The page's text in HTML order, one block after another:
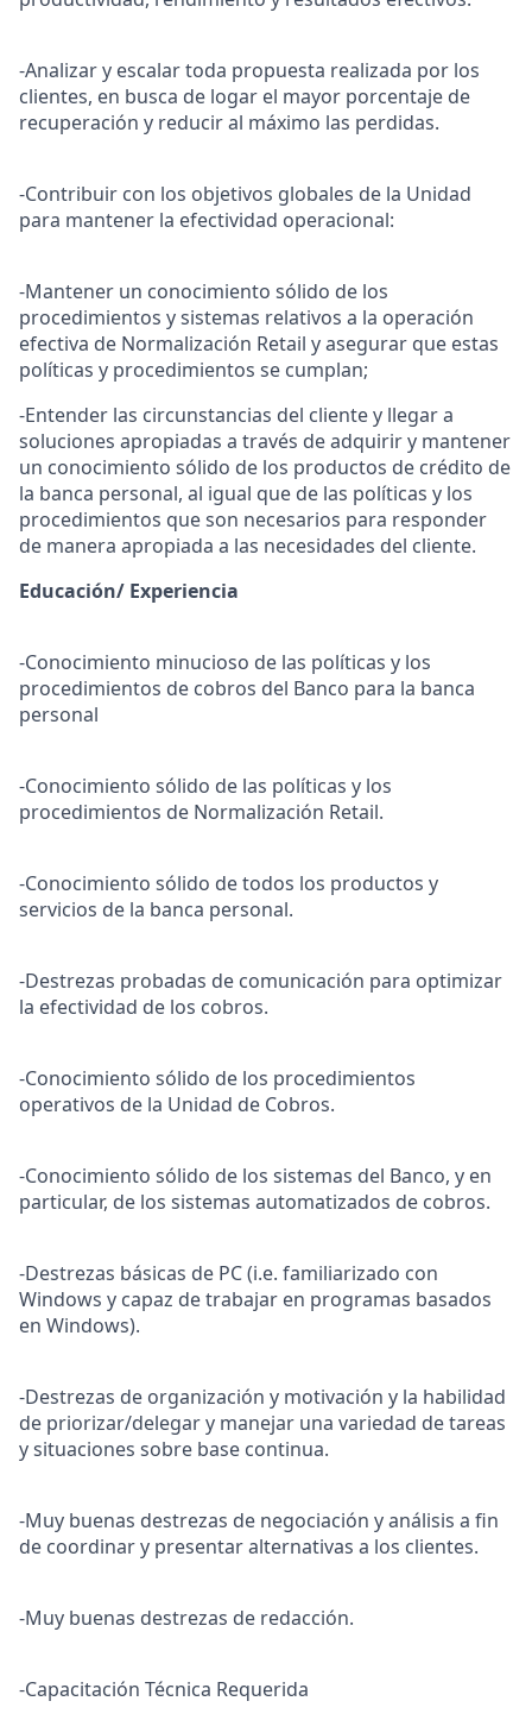
-Analizar y escalar toda propuesta realizada por los
clientes, en busca de logar el mayor porcentaje de
recuperación y reducir al máximo las perdidas.
-Contribuir con los objetivos globales de la Unidad
para mantener la efectividad operacional:
-Mantener un conocimiento sólido de los
procedimientos y sistemas relativos a la operación
efectiva de Normalización Retail y asegurar que estas
políticas y procedimientos se cumplan;
-Entender las circunstancias del cliente y llegar a
soluciones apropiadas a través de adquirir y mantener
un conocimiento sólido de los productos de crédito de
la banca personal, al igual que de las políticas y los
procedimientos que son necesarios para responder
de manera apropiada a las necesidades del cliente.
Educación/ Experiencia
-Conocimiento minucioso de las políticas y los
procedimientos de cobros del Banco para la banca
personal
-Conocimiento sólido de las políticas y los
procedimientos de Normalización Retail.
-Conocimiento sólido de todos los productos y
servicios de la banca personal.
-Destrezas probadas de comunicación para optimizar
la efectividad de los cobros.
-Conocimiento sólido de los procedimientos
operativos de la Unidad de Cobros.
-Conocimiento sólido de los sistemas del Banco, y en
particular, de los sistemas automatizados de cobros.
-Destrezas básicas de PC (i.e. familiarizado con
Windows y capaz de trabajar en programas basados
en Windows).
-Destrezas de organización y motivación y la habilidad
de priorizar/delegar y manejar una variedad de tareas
y situaciones sobre base continua.
-Muy buenas destrezas de negociación y análisis a fin
de coordinar y presentar alternativas a los clientes.
-Muy buenas destrezas de redacción.
-Capacitación Técnica Requerida